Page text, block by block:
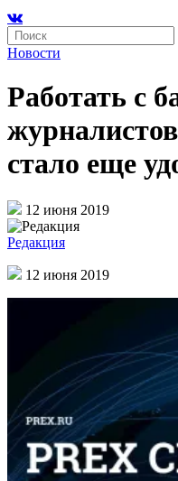
Новости
Работать с
стало еще
12 июня 2019
Редакция
12 июня 2019